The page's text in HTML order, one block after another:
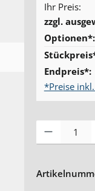
Ihr Preis:
zzgl.
Optionen*:
Endpreis*:
*Preise
Produkt